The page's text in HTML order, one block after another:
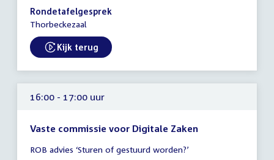
15:00
-
uur
Rondetafelgesprek
Thorbeckezaal
External link:
Kijk terug
16:00 - 17:00 uur
Vaste commissie voor Digitale Zaken
vergadering
ROB advies ‘Sturen of gestuurd worden?’